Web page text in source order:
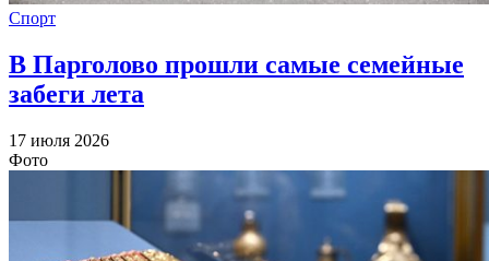
Спорт
В Парголово прошли самые семейные
забеги лета
17 июля 2026
Фото